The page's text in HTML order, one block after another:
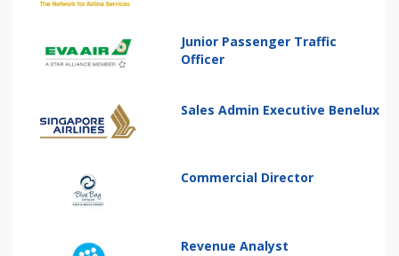
Junior Passenger Traffic
Officer
Sales Admin Executive Benelux
Commercial Director
Revenue Analyst